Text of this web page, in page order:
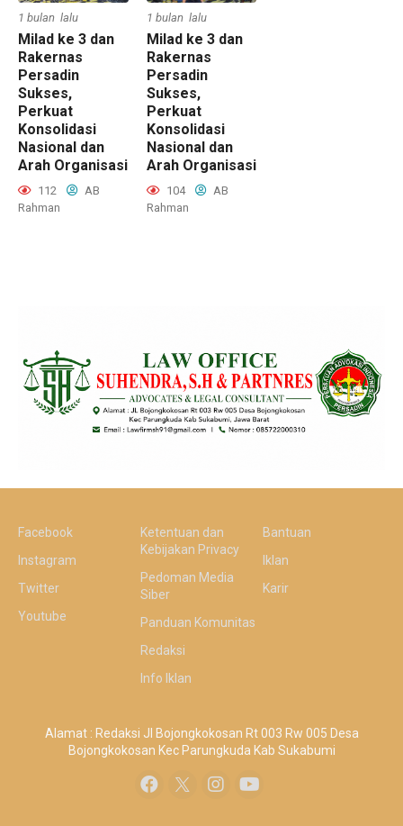
1 bulan lalu
Milad ke 3 dan
Rakernas
Persadin
Sukses,
Perkuat
Konsolidasi
Nasional dan
Arah Organisasi
112
AB
Rahman
1 bulan lalu
Milad ke 3 dan
Rakernas
Persadin
Sukses,
Perkuat
Konsolidasi
Nasional dan
Arah Organisasi
104
AB
Rahman
Facebook
Instagram
Twitter
Youtube
Ketentuan dan
Kebijakan Privacy
Pedoman Media
Siber
Panduan Komunitas
Redaksi
Info Iklan
Bantuan
Iklan
Karir
Alamat : Redaksi Jl Bojongkokosan Rt 003 Rw 005 Desa
Bojongkokosan Kec Parungkuda Kab Sukabumi